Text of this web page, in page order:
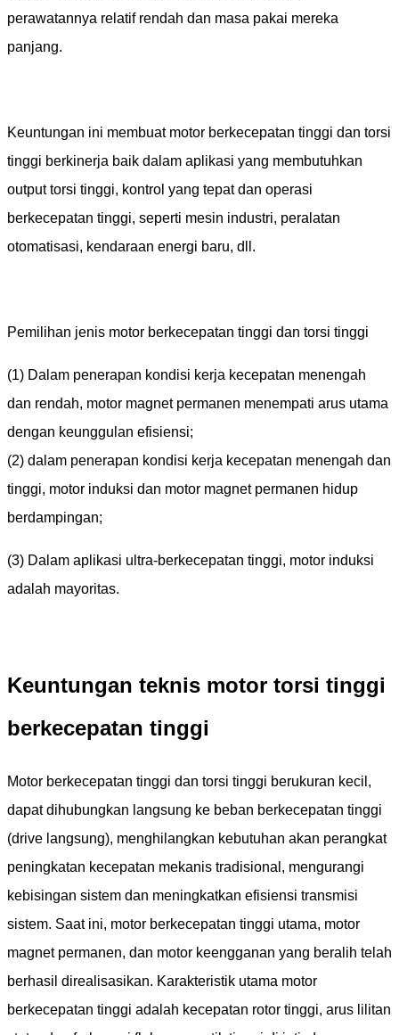
perawatannya relatif rendah dan masa pakai mereka
panjang.
Keuntungan ini membuat motor berkecepatan tinggi dan torsi
tinggi berkinerja baik dalam aplikasi yang membutuhkan
output torsi tinggi, kontrol yang tepat dan operasi
berkecepatan tinggi, seperti mesin industri, peralatan
otomatisasi, kendaraan energi baru, dll.
Pemilihan jenis motor berkecepatan tinggi dan torsi tinggi
(1) Dalam penerapan kondisi kerja kecepatan menengah
dan rendah, motor magnet permanen menempati arus utama
dengan keunggulan efisiensi;
(2) dalam penerapan kondisi kerja kecepatan menengah dan
tinggi, motor induksi dan motor magnet permanen hidup
berdampingan;
(3) Dalam aplikasi ultra-berkecepatan tinggi, motor induksi
adalah mayoritas.
Keuntungan teknis motor torsi tinggi
berkecepatan tinggi
Motor berkecepatan tinggi dan torsi tinggi berukuran kecil,
dapat dihubungkan langsung ke beban berkecepatan tinggi
(drive langsung), menghilangkan kebutuhan akan perangkat
peningkatan kecepatan mekanis tradisional, mengurangi
kebisingan sistem dan meningkatkan efisiensi transmisi
sistem. Saat ini, motor berkecepatan tinggi utama, motor
magnet permanen, dan motor keengganan yang beralih telah
berhasil direalisasikan. Karakteristik utama motor
berkecepatan tinggi adalah kecepatan rotor tinggi, arus lilitan